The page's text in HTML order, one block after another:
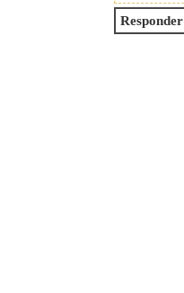
Responder